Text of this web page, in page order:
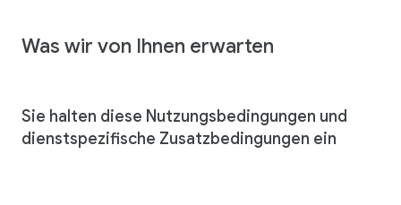
Was wir von Ihnen erwarten
Sie halten diese Nutzungsbedingungen und
dienstspezifische Zusatzbedingungen ein